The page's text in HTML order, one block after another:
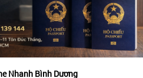
Nhanh Bình Dương